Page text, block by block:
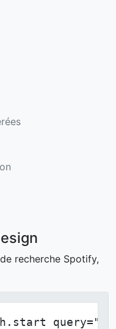
recherche Spotify,